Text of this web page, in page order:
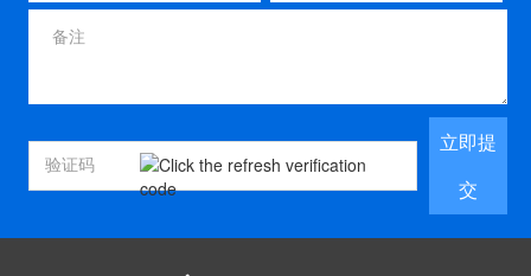
立即提
交